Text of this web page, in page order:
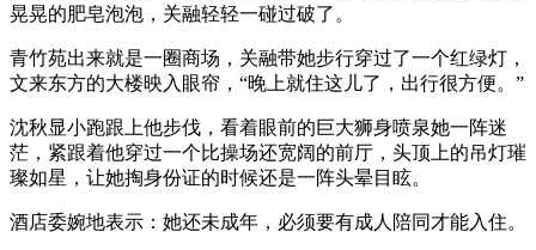
晃晃的肥皂泡泡，关融轻轻一碰过破了。
青竹苑出来就是一圈商场，关融带她步行穿过了一个红绿灯，
文来东方的大楼映入眼帘，“晚上就住这儿了，出行很方便。”
沈秋显小跑跟上他步伐，看着眼前的巨大狮身喷泉她一阵迷
茫，紧跟着他穿过一个比操场还宽阔的前厅，头顶上的吊灯璀
璨如星，让她掏身份证的时候还是一阵头晕目眩。
酒店委婉地表示：她还未成年，必须要有成人陪同才能入住。